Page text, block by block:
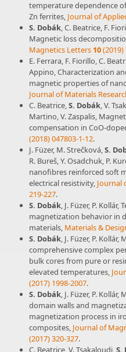
temperature dependence
Zn ferrites, Journal of
S. Dobák, C. Beatrice, F.
Magnetic loss
Magnetics Letters 10(2019)
E. Ferrara, F. Fiorillo, C.
Appino, Characterization
magnetic properties of
Journal of Materials
C. Beatrice,S. Dobák, V.
Martino, V. Zaspalis,
compensation in CoO-
(2018) 047803-1-12.
J. Füzer, M. Strečková,S.
R. Bureš, Y. Osadchuk, P.
nanofibres reinforced soft
electrical resistivity, Journal
219-227.
S. Dobák, J. Füzer, P.
magnetization behavior in
materials, Materials &
S. Dobák, J. Füzer, P.
comprehensive complex
bulk cores from pure or
elevated temperatures,
(2017) 1998-2007.
S. Dobák, J. Füzer, P.
domain walls and
magnetization process in
composites, Journal of
(2017) 320-327.
C. Beatrice, V. Tsakaloudi,S.